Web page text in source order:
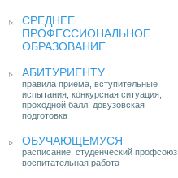
СРЕДНЕЕ
ПРОФЕССИОНАЛЬНОЕ
ОБРАЗОВАНИЕ
АБИТУРИЕНТУ
правила приема, вступительные
испытания, конкурсная ситуация,
проходной балл, довузовская
подготовка
ОБУЧАЮЩЕМУСЯ
расписание, студенческий профсоюз,
воспитательная работа